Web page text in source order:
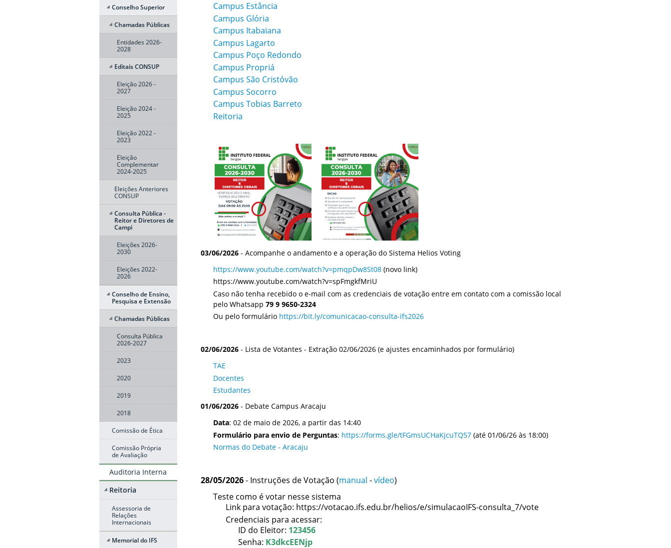
Conselho Superior
Chamadas Públicas
Entidades 2026-
2028
Editais CONSUP
Eleição 2026 -
2027
Eleição 2024 -
2025
Eleição 2022 -
2023
Eleição
Complementar
2024-2025
Eleições Anteriores
CONSUP
Consulta Pública -
Reitor e Diretores de
Campi
Eleições 2026-
2030
Eleições 2022-
2026
Conselho de Ensino,
Pesquisa e Extensão
Chamadas Públicas
Consulta Pública
2026-2027
2023
2020
2019
2018
Comissão de Ética
Comissão Própria
de Avaliação
Auditoria Interna
Reitoria
Assessoria de
Relações
Internacionais
Memorial do IFS
Campus Estância
Campus Glória
Campus Itabaiana
Campus Lagarto
Campus Poço Redondo
Campus Propriá
Campus São Cristóvão
Campus Socorro
Campus Tobias Barreto
Reitoria
03/06/2026 - Acompanhe o andamento e a operação do Sistema Helios Voting
https://www.youtube.com/watch?v=pmqpDw8St08 (novo link)
https://www.youtube.com/watch?v=spFmgkfMriU
Caso não tenha recebido o e-mail com as credenciais de votação entre em contato com a comissão local
pelo Whatsapp 79 9 9650-2324
Ou pelo formulário https://bit.ly/comunicacao-consulta-ifs2026
02/06/2026 - Lista de Votantes - Extração 02/06/2026 (e ajustes encaminhados por formulário)
TAE
Docentes
Estudantes
01/06/2026 - Debate Campus Aracaju
Data: 02 de maio de 2026, a partir das 14:40
Formulário para envio de Perguntas: https://forms.gle/tFGmsUCHaKjcuTQ57 (até 01/06/26 às 18:00)
Normas do Debate - Aracaju
28/05/2026- Instruções de Votação (manual -vídeo)
Teste como é votar nesse sistema
Link para votação: https://votacao.ifs.edu.br/helios/e/simulacaoIFS-consulta_7/vote
Credenciais para acessar:
ID do Eleitor: 123456
Senha: K3dkcEENjp